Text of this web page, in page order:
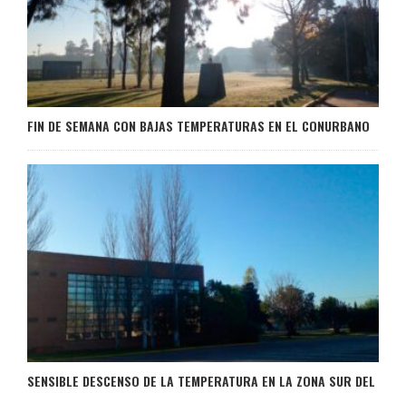
FIN DE SEMANA CON BAJAS TEMPERATURAS EN EL CONURBANO
SENSIBLE DESCENSO DE LA TEMPERATURA EN LA ZONA SUR DEL